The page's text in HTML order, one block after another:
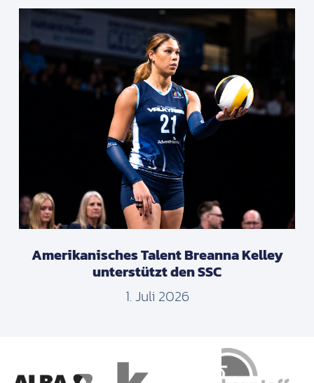
Amerikanisches Talent Breanna Kelley
unterstützt den SSC
1. Juli 2026